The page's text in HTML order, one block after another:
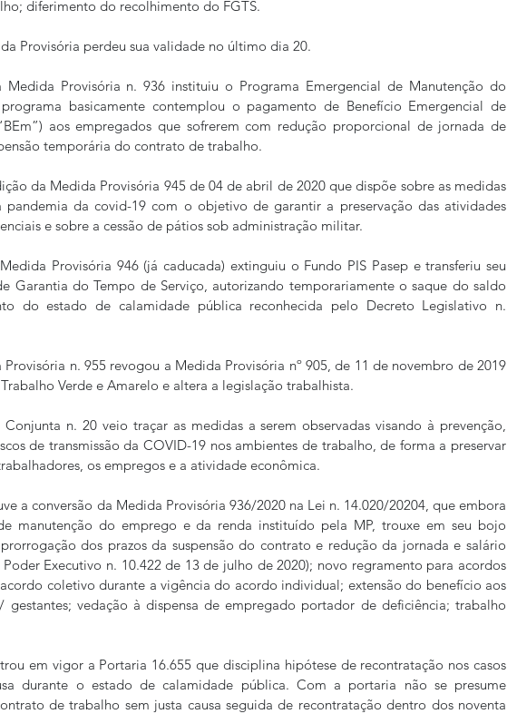
diferimento do recolhimento do FGTS.
Provisória perdeu sua validade no último dia 20.
Provisória n. 936 instituiu o Programa Emergencial de Manutenção do
basicamente contemplou o pagamento de Benefício Emergencial de
aos empregados que sofrerem com redução proporcional de jornada de
temporária do contrato de trabalho.
da Medida Provisória 945 de 04 de abril de 2020 que dispõe sobre as medidas
pandemia da covid-19 com o objetivo de garantir a preservação das atividades
e sobre a cessão de pátios sob administração militar.
Provisória 946 (já caducada) extinguiu o Fundo PIS Pasep e transferiu seu
Garantia do Tempo de Serviço, autorizando temporariamente o saque do saldo
do estado de calamidade pública reconhecida pelo Decreto Legislativo n.
n. 955 revogou a Medida Provisória nº 905, de 11 de novembro de 2019
Verde e Amarelo e altera a legislação trabalhista.
n. 20 veio traçar as medidas a serem observadas visando à prevenção,
de transmissão da COVID-19 nos ambientes de trabalho, de forma a preservar
os empregos e a atividade econômica.
a conversão da Medida Provisória 936/2020 na Lei n. 14.020/20204, que embora
manutenção do emprego e da renda instituído pela MP, trouxe em seu bojo
dos prazos da suspensão do contrato e redução da jornada e salário
Executivo n. 10.422 de 13 de julho de 2020); novo regramento para acordos
coletivo durante a vigência do acordo individual; extensão do benefício aos
gestantes; vedação à dispensa de empregado portador de deficiência; trabalho
em vigor a Portaria 16.655 que disciplina hipótese de recontratação nos casos
durante o estado de calamidade pública. Com a portaria não se presume
de trabalho sem justa causa seguida de recontratação dentro dos noventa